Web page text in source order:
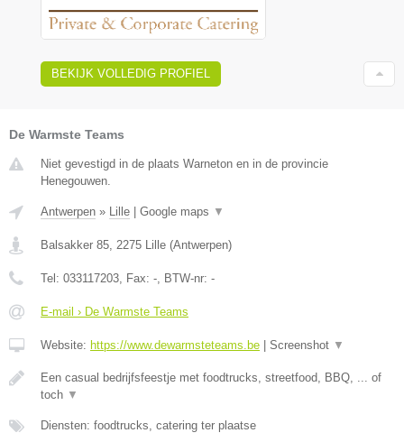
BEKIJK VOLLEDIG PROFIEL
De Warmste Teams
Niet gevestigd in de plaats Warneton en in de provincie
Henegouwen.
Antwerpen » Lille | Google maps ▼
Balsakker 85 2275 Lille (Antwerpen)
Tel: 033117203 , Fax: - , BTW-nr: -
E-mail › De Warmste Teams
Website: https://www.dewarmsteteams.be | Screenshot ▼
Een casual bedrijfsfeestje met foodtrucks, streetfood, BBQ, ... of
toch ▼
Diensten: foodtrucks, catering ter plaatse